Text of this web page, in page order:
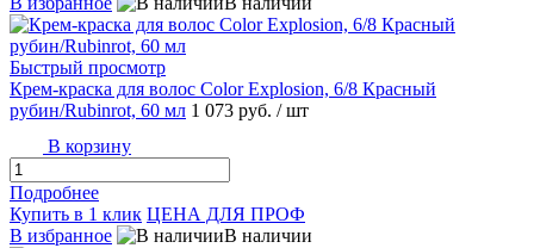
Быстрый просмотр
Крем-краска для волос Color Explosion, 6/8 Красный
рубин/Rubinrot, 60 мл 1 073 руб. / шт
В корзину
Подробнее
Купить в 1 клик ЦЕНА ДЛЯ ПРОФ
В избранное
В наличии